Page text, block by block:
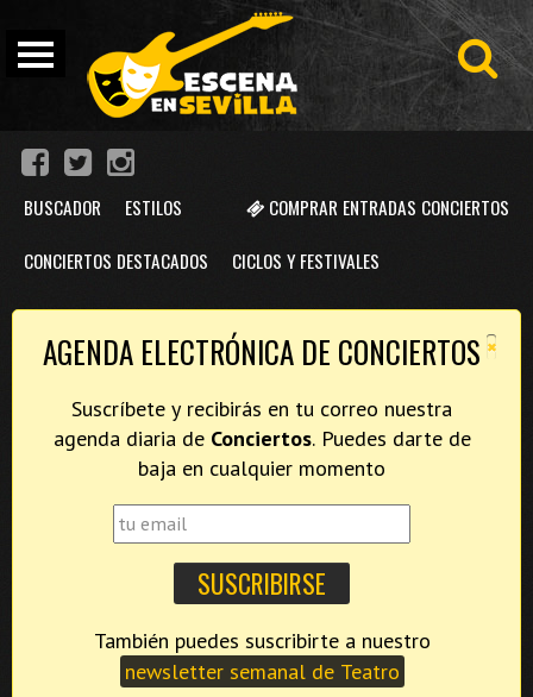
COMPRAR ENTRADAS CONCIERTOS
BUSCADOR ESTILOS
CONCIERTOS DESTACADOS CICLOS Y FESTIVALES
×
AGENDA ELECTRÓNICA DE CONCIERTOS
Suscríbete y recibirás en tu correo nuestra
agenda diaria de Conciertos. Puedes darte de
baja en cualquier momento
newsletter semanal de Teatro